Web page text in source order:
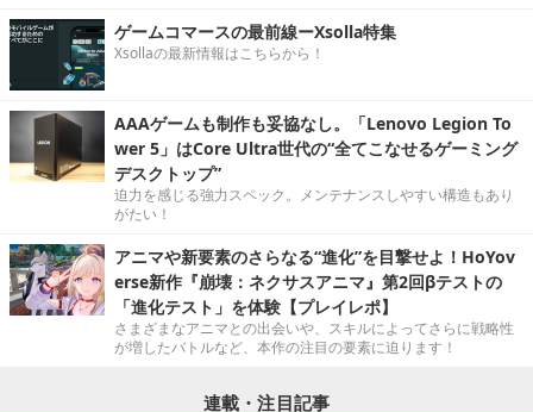
ゲームコマースの最前線ーXsolla特集
Xsollaの最新情報はこちらから！
AAAゲームも制作も妥協なし。「Lenovo Legion To
wer 5」はCore Ultra世代の“全てこなせるゲーミング
デスクトップ”
迫力を感じる強力スペック。メンテナンスしやすい構造もあり
がたい！
アニマや新要素のさらなる“進化”を目撃せよ！HoYov
erse新作『崩壊：ネクサスアニマ』第2回βテストの
「進化テスト」を体験【プレイレポ】
さまざまなアニマとの出会いや、スキルによってさらに戦略性
が増したバトルなど、本作の注目の要素に迫ります！
連載・注目記事